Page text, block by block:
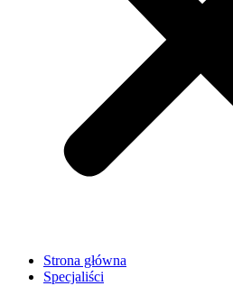
Strona główna
Specjaliści